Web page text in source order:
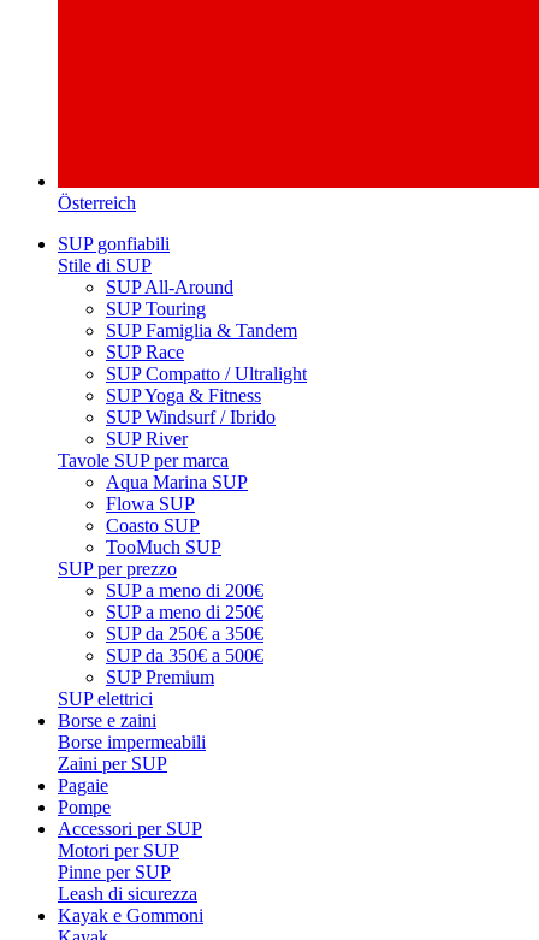
Österreich
SUP gonfiabili
Stile di SUP
SUP All-Around
SUP Touring
SUP Famiglia & Tandem
SUP Race
SUP Compatto / Ultralight
SUP Yoga & Fitness
SUP Windsurf / Ibrido
SUP River
Tavole SUP per marca
Aqua Marina SUP
Flowa SUP
Coasto SUP
TooMuch SUP
SUP per prezzo
SUP a meno di 200€
SUP a meno di 250€
SUP da 250€ a 350€
SUP da 350€ a 500€
SUP Premium
SUP elettrici
Borse e zaini
Borse impermeabili
Zaini per SUP
Pagaie
Pompe
Accessori per SUP
Motori per SUP
Pinne per SUP
Leash di sicurezza
Kayak e Gommoni